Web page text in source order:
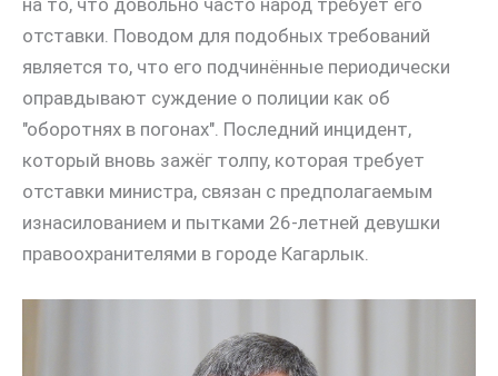
отставки. Поводом для подобных требований
является то, что его подчинённые периодически
оправдывают суждение о полиции как об
"оборотнях в погонах". Последний инцидент,
который вновь зажёг толпу, которая требует
отставки министра, связан с предполагаемым
изнасилованием и пытками 26-летней девушки
правоохранителями в городе Кагарлык.